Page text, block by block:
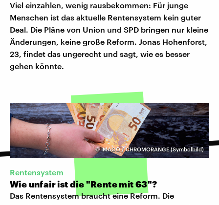
Viel einzahlen, wenig rausbekommen: Für junge
Menschen ist das aktuelle Rentensystem kein guter
Deal. Die Pläne von Union und SPD bringen nur kleine
Änderungen, keine große Reform. Jonas Hohenforst,
23, findet das ungerecht und sagt, wie es besser
gehen könnte.
©IMAGO / CHROMORANGE (Symbolbild)
Rentensystem
Wie unfair ist die "Rente mit 63"?
Das Rentensystem braucht eine Reform. Die